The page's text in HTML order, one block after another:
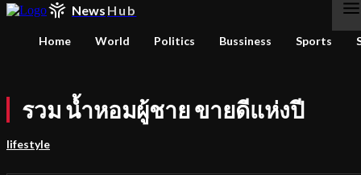
News Hub
Home World Politics Bussiness Sports
รวม น้ำหอมผู้ชาย ขายดีแห่งปี
lifestyle